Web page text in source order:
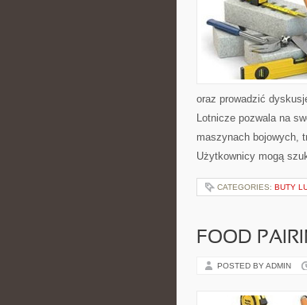
oraz prowadzić
Lotnicze pozwala na
maszynach bojowych,
Użytkownicy mogą
CATEGORIES: BUTY
FOOD
POSTED BY ADMIN